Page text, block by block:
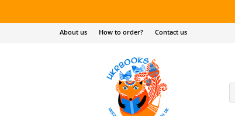
About us How to order? Contact us